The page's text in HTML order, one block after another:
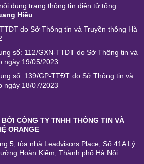
dung trang thông tin điện tử tổng
Hiếu
do Sở Thông tin và Truyền thông Hà
số: 112/GXN-TTĐT do Sở Thông tin và
ngày 19/05/2023
số: 139/GP-TTĐT do Sở Thông tin và
ngày 18/07/2023
BỞI CÔNG TY TNHH THÔNG TIN VÀ
ORANGE
5, tòa nhà Leadvisors Place, Số 41A Lý
Hoàn Kiếm, Thành phố Hà Nội